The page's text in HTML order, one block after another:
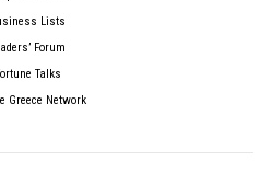
Lists
Forum
Talks
Greece Network